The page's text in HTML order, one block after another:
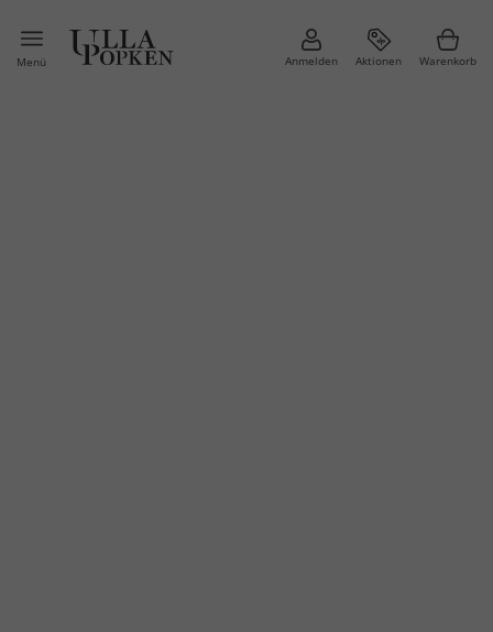
Menü Anmelden Aktionen Warenkorb